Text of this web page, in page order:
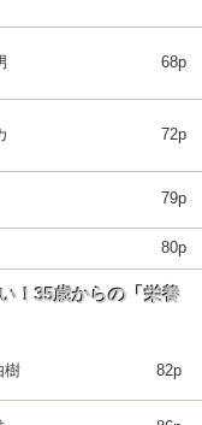
68p
72p
79p
80p
！35歳からの「栄養
樹 82p